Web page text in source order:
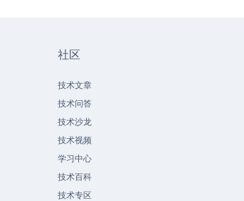
社区
技术文章
技术问答
技术沙龙
技术视频
学习中心
技术百科
技术专区